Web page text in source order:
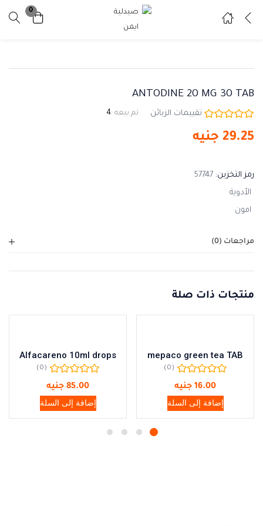
0
تسجيل
ادخل اسم المستخدم وكلمة المرور للدخول.
ANTODINE 20 MG 30 TAB
تقييمات الزبائن تم بيعه :4
29.25 جنيه
رمز التخزين: 57747
الأدوية
امون
مراجعات (0)
منتجات ذات صلة
mepaco green tea TAB
(0)
16.00 جنيه
إضافة إلى السلة
Alfacareno 10ml drops
(0)
85.00 جنيه
إضافة إلى السلة